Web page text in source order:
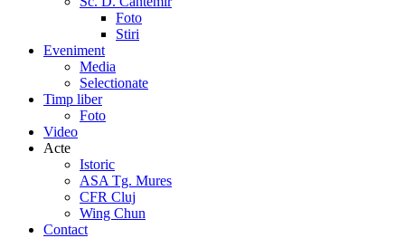
Foto
Stiri
Eveniment
Media
Selectionate
Timp liber
Foto
Video
Acte
Istoric
ASA Tg. Mures
CFR Cluj
Wing Chun
Contact